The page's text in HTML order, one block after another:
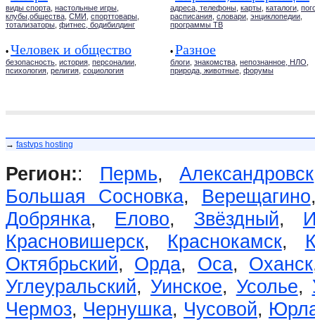
виды спорта настольные игры
клубы,общества СМИ спорттовары
тотализаторы фитнес, бодибилдинг
адреса, телефоны карты каталоги
расписания словари энциклопедии
программы ТВ
• Человек и общество
безопасность история персоналии
психология религия социология
• Разное
блоги знакомства непознанное, НЛО
природа, животные форумы
→ fastvps hosting
Регион:: Пермь,Александровск
Большая Сосновка, Верещагино
Добрянка, Елово, Звёздный,
Красновишерск, Краснокамск,
Октябрьский, Орда, Оса, Оханск
Углеуральский, Уинское, Усолье,
Чермоз, Чернушка, Чусовой,